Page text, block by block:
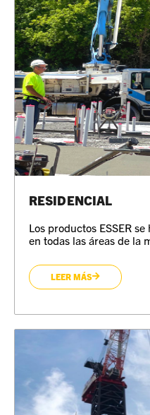
RESIDENCIAL
Los productos ESSER
en todas las áreas de la
LEER MÁS